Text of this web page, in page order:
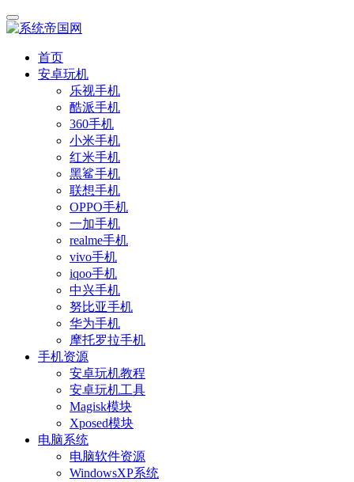
首页
安卓玩机
乐视手机
酷派手机
360手机
小米手机
红米手机
黑鲨手机
联想手机
OPPO手机
一加手机
realme手机
vivo手机
iqoo手机
中兴手机
努比亚手机
华为手机
摩托罗拉手机
手机资源
安卓玩机教程
安卓玩机工具
Magisk模块
Xposed模块
电脑系统
电脑软件资源
WindowsXP系统